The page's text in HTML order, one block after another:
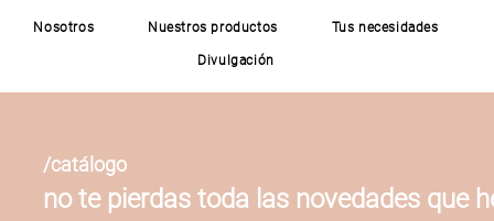
Nosotros Nuestros productos Tus necesidades
Divulgación
/catálogo
no te pierdas toda las novedades que